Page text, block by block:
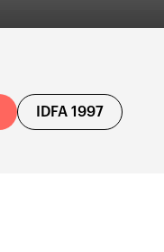
IDFA 1997